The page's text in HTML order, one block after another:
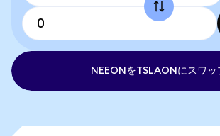
NEEONをTSLAONにスワッ